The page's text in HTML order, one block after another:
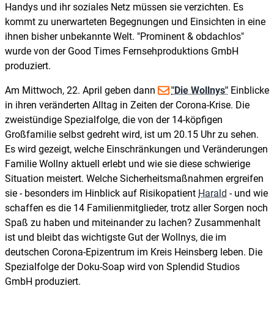
Handys und ihr soziales Netz müssen sie verzichten. Es
kommt zu unerwarteten Begegnungen und Einsichten in eine
ihnen bisher unbekannte Welt. "Prominent & obdachlos"
wurde von der Good Times Fernsehproduktions GmbH
produziert.
Am Mittwoch, 22. April geben dann "Die Wollnys" Einblicke
in ihren veränderten Alltag in Zeiten der Corona-Krise. Die
zweistündige Spezialfolge, die von der 14-köpfigen
Großfamilie selbst gedreht wird, ist um 20.15 Uhr zu sehen.
Es wird gezeigt, welche Einschränkungen und Veränderungen
Familie Wollny aktuell erlebt und wie sie diese schwierige
Situation meistert. Welche Sicherheitsmaßnahmen ergreifen
sie - besonders im Hinblick auf Risikopatient Harald - und wie
schaffen es die 14 Familienmitglieder, trotz aller Sorgen noch
Spaß zu haben und miteinander zu lachen? Zusammenhalt
ist und bleibt das wichtigste Gut der Wollnys, die im
deutschen Corona-Epizentrum im Kreis Heinsberg leben. Die
Spezialfolge der Doku-Soap wird von Splendid Studios
GmbH produziert.